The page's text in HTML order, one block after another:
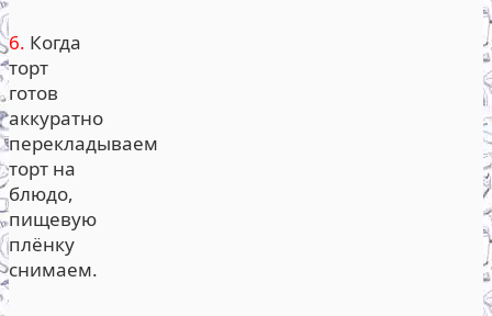
6. Когда
торт
готов
аккуратно
перекладываем
торт на
блюдо,
пищевую
плёнку
снимаем.